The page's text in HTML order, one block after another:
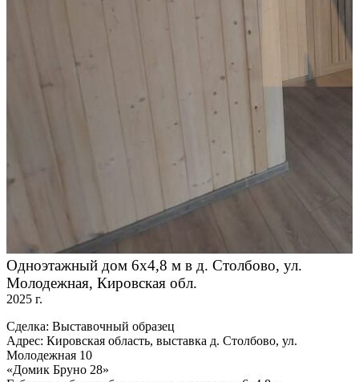
Одноэтажный дом 6х4,8 м в д. Столбово, ул.
Молодежная, Кировская обл.
2025 г.
Сделка: Выставочный образец
Адрес: Кировская область, выставка д. Столбово, ул.
Молодежная 10
«Домик Бруно 28»